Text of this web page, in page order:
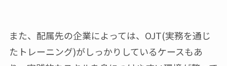
また、配属先の企業によっては、OJT(実務を通じ
たトレーニング)がしっかりしているケースもあ